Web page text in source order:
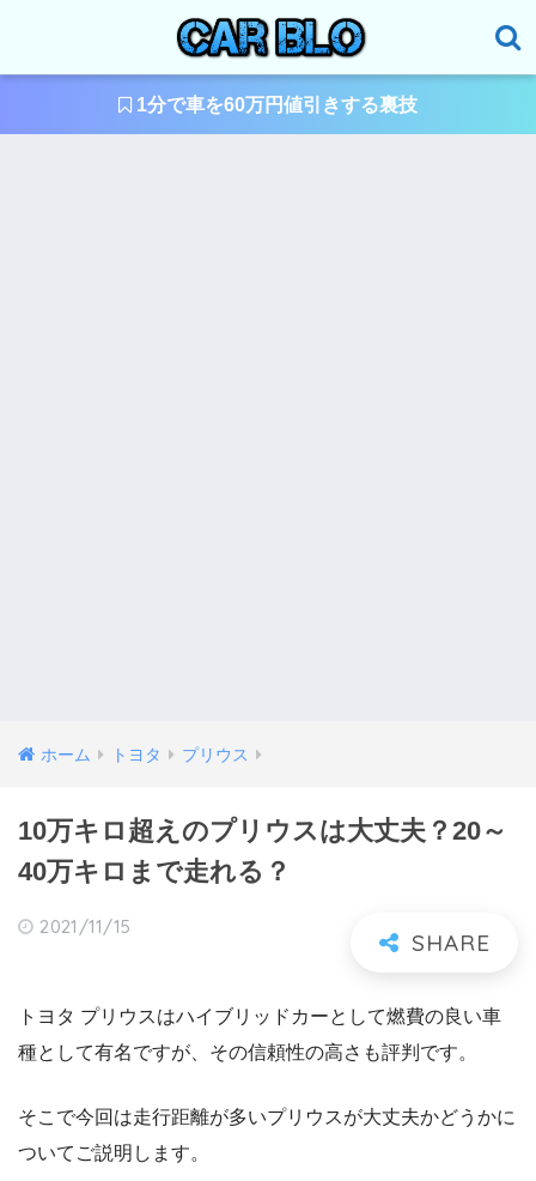
1分で車を60万円値引きする裏技
ホーム トヨタ プリウス
10万キロ超えのプリウスは大丈夫？20～
40万キロまで走れる？
2021/11/15
トヨタ プリウスはハイブリッドカーとして燃費の良い車
種として有名ですが、その信頼性の高さも評判です。
そこで今回は走行距離が多いプリウスが大丈夫かどうかに
ついてご説明します。